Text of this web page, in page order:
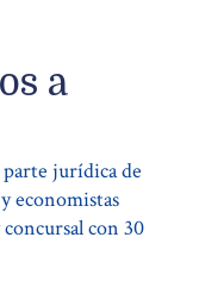
a
parte jurídica de
economistas
con 30